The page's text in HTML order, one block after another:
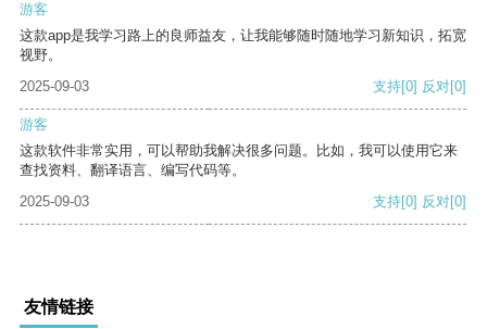
游客
这款app是我学习路上的良师益友，让我能够随时随地学习新知识，拓宽
视野。
2025-09-03
支持[0] 反对[0]
游客
这款软件非常实用，可以帮助我解决很多问题。比如，我可以使用它来
查找资料、翻译语言、编写代码等。
2025-09-03
支持[0] 反对[0]
友情链接